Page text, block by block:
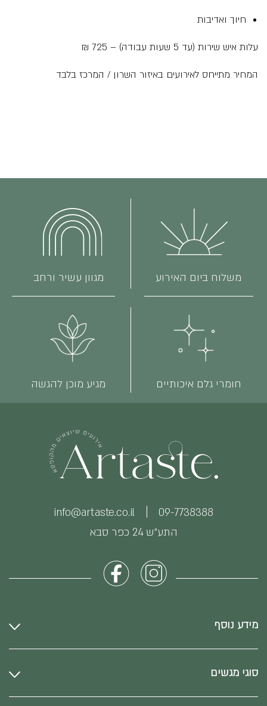
חיוך ואדיבות
עלות איש שירות (עד 5 שעות עבודה) – 725 ₪
המחיר מתייחס לאירועים באיזור השרון / המרכז בלבד
משלוח ביום האירוע מגוון עשיר ורחב
חומרי גלם איכותיים מגיע מוכן להגשה
התע״ש 24 כפר סבא
09-7738388
info@artaste.co.il
מידע נוסף
סוגי מגשים